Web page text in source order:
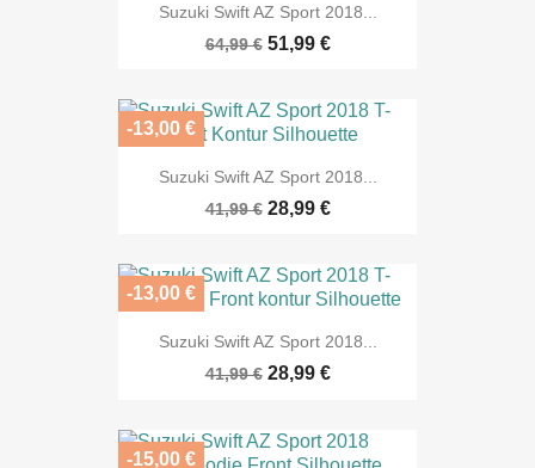
Suzuki Swift AZ Sport 2018...
64,99 € 51,99 €
Suzuki Swift AZ Sport 2018...
41,99 € 28,99 €
-13,00 €
Suzuki Swift AZ Sport 2018...
41,99 € 28,99 €
-13,00 €
-15,00 €